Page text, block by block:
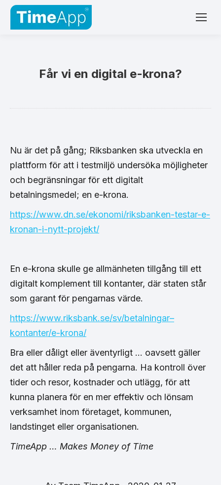
Får vi en digital e-krona?
Nu är det på gång; Riksbanken ska utveckla en
plattform för att i testmiljö undersöka möjligheter
och begränsningar för ett digitalt
betalningsmedel; en e-krona.
https://www.dn.se/ekonomi/riksbanken-testar-e-
kronan-i-nytt-projekt/
En e-krona skulle ge allmänheten tillgång till ett
digitalt komplement till kontanter, där staten står
som garant för pengarnas värde.
https://www.riksbank.se/sv/betalningar–
kontanter/e-krona/
Bra eller dåligt eller äventyrligt … oavsett gäller
det att håller reda på pengarna. Ha kontroll över
tider och resor, kostnader och utlägg, för att
kunna planera för en mer effektiv och lönsam
verksamhet inom företaget, kommunen,
landstinget eller organisationen.
TimeApp … Makes Money of Time